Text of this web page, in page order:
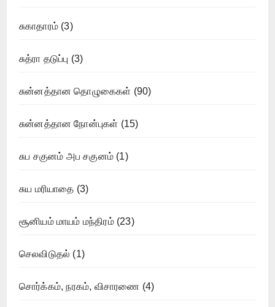
சுகாதாரம் (3)
சுத்ரா தடுப்பு (3)
சுன்னத்தான தொழுகைகள் (90)
சுன்னத்தான நோன்புகள் (15)
சுப சகுனம் அப சகுனம் (1)
சுய மரியாதை (3)
சூனியம் மாயம் மந்திரம்(23)
செலவிடுதல் (1)
சொர்க்கம், நரகம், விசாரணை (4)